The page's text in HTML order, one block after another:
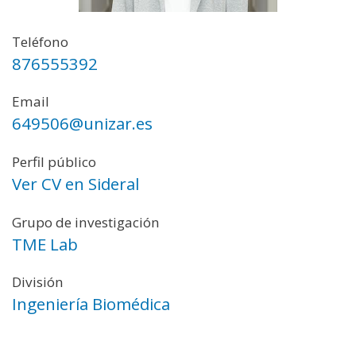
Teléfono
876555392
Email
649506@unizar.es
Perfil público
Ver CV en Sideral
Grupo de investigación
TME Lab
División
Ingeniería Biomédica